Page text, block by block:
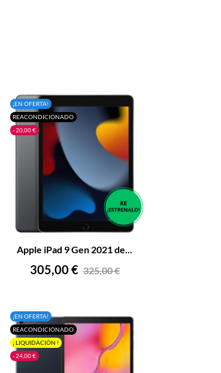
¡EN OFERTA!
REACONDICIONADO
- 20,00 €
Apple iPad 9 Gen 2021 de...
Precio
305,00 € Precio
325,00 €
+
AÑADIR AL CARRITO
¡EN OFERTA!
REACONDICIONADO
¡ LIQUIDACIÓN !
- 24,00 €